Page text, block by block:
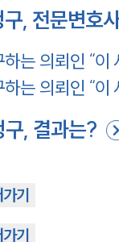
, 전문변호
는 의뢰인 “
는 의뢰인 “
, 결과는?
기
기